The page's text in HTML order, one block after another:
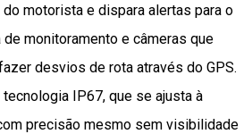
motorista e dispara alertas para o
monitoramento e câmeras que
desvios de rota através do GPS.
IP67, que se ajusta à
precisão mesmo sem visibilidade